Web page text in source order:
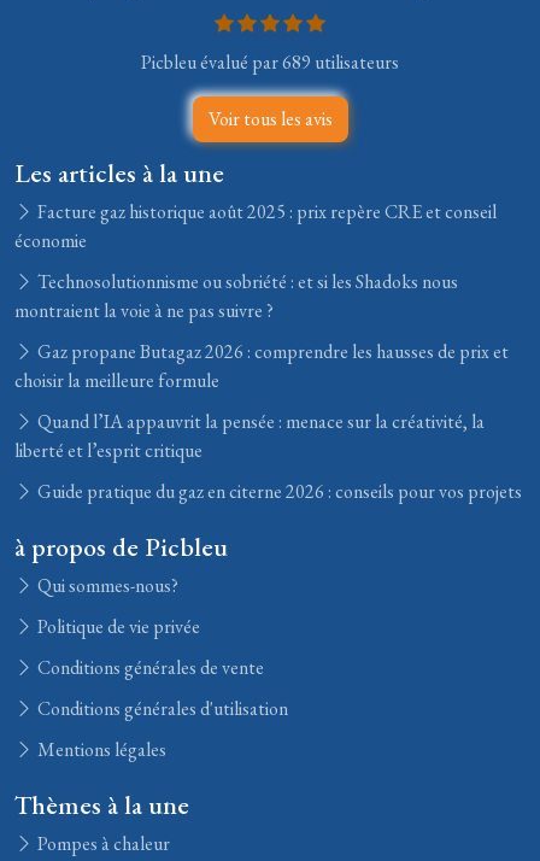
Picbleu évalué par 689 utilisateurs
Voir tous les avis
Les articles à la une
Facture gaz historique août 2025 : prix repère CRE et conseil
économie
Technosolutionnisme ou sobriété : et si les Shadoks nous
montraient la voie à ne pas suivre ?
Gaz propane Butagaz 2026 : comprendre les hausses de prix et
choisir la meilleure formule
Quand l’IA appauvrit la pensée : menace sur la créativité, la
liberté et l’esprit critique
Guide pratique du gaz en citerne 2026 : conseils pour vos projets
à propos de Picbleu
Qui sommes-nous?
Politique de vie privée
Conditions générales de vente
Conditions générales d'utilisation
Mentions légales
Thèmes à la une
Pompes à chaleur